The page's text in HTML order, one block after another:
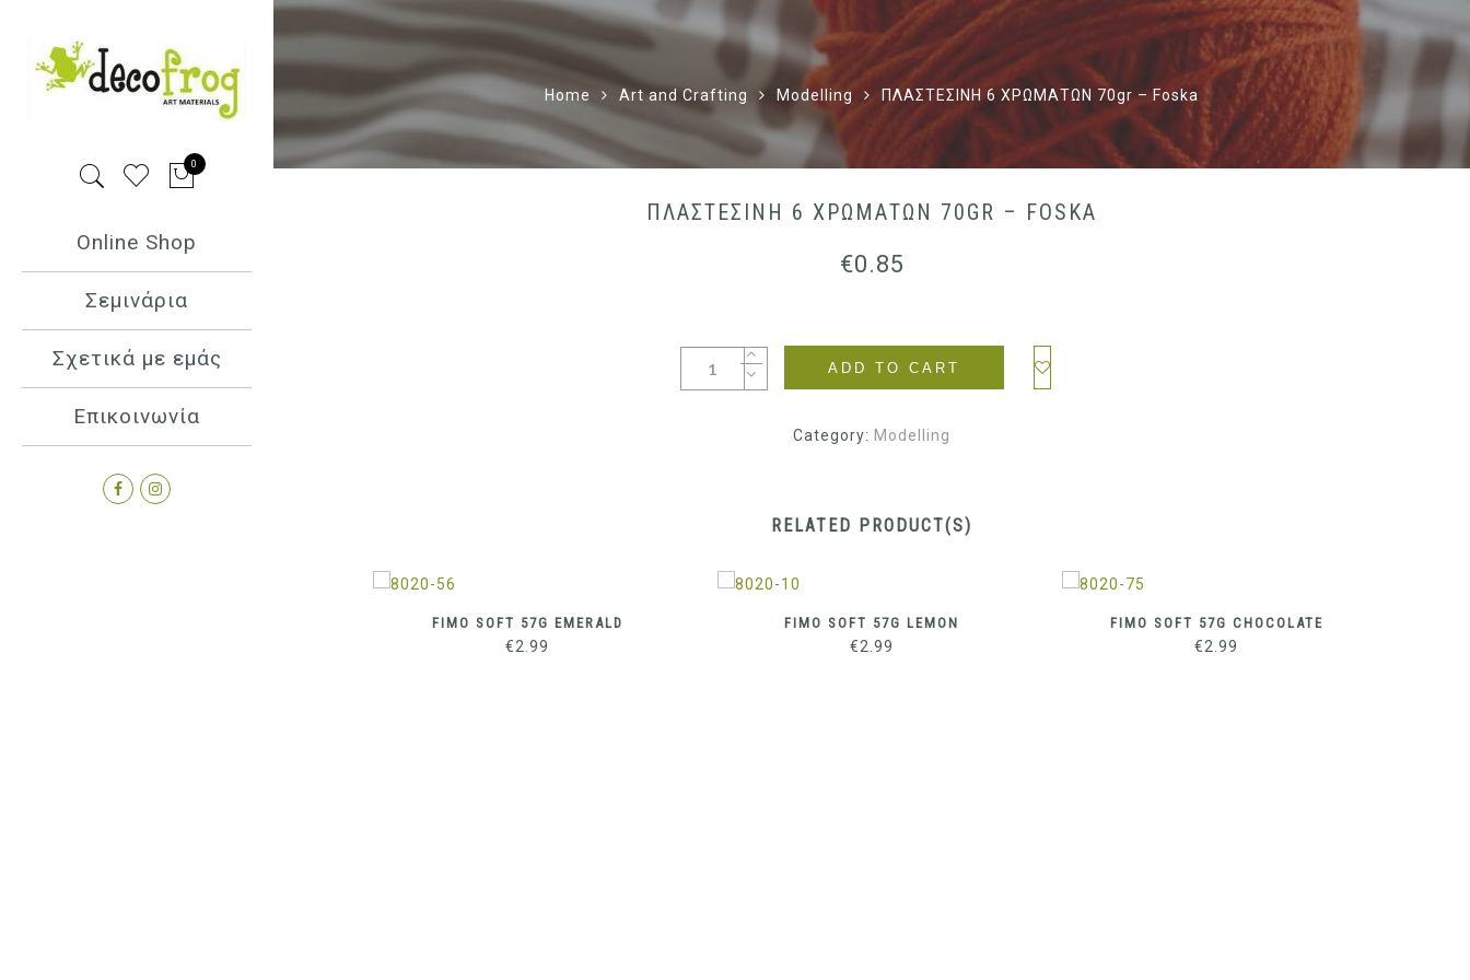
0
Online Shop
Σεμινάρια
Σχετικά με εμάς
Επικοινωνία
Home Art and Crafting Modelling ΠΛΑΣΤΕΣΙΝΗ 6 ΧΡΩΜΑΤΩΝ 70gr – Foska
ΠΛΑΣΤΕΣΙΝΗ 6 ΧΡΩΜΑΤΩΝ 70GR – FOSKA
€0.85
ADD TO CART
Category: Modelling
RELATED PRODUCT(S)
FIMO SOFT 57G EMERALD
€2.99
FIMO SOFT 57G LEMON
€2.99
FIMO SOFT 57G CHOCOLATE
€2.99